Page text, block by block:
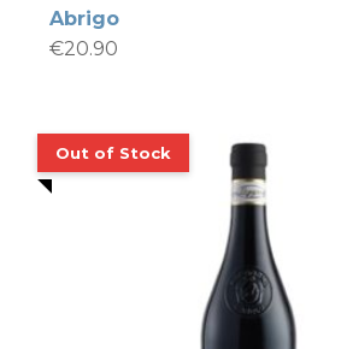
Abrigo
€20.90